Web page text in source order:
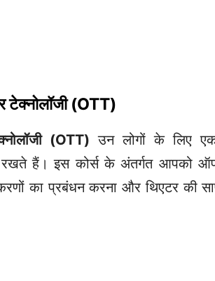
टेक्नोलॉजी (OTT)
(OTT) उन लोगों के लिए
हैं। इस कोर्स के अंतर्गत आपको
का प्रबंधन करना और थिएटर की